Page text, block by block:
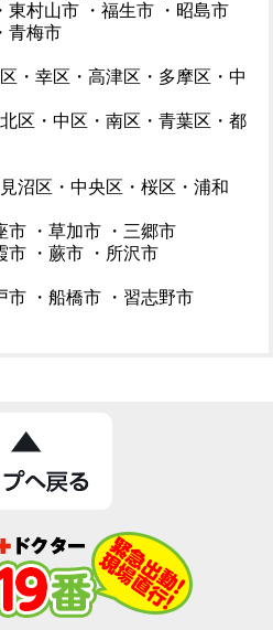
・東村山市 ・福生市
・昭島市
・青梅市
・幸区・高津区・多摩区・中
区・中区・南区・青葉区・都
沼区・中央区・桜区・浦和
市 ・草加市
・三郷市
市 ・蕨市
・所沢市
市 ・船橋市
・習志野市